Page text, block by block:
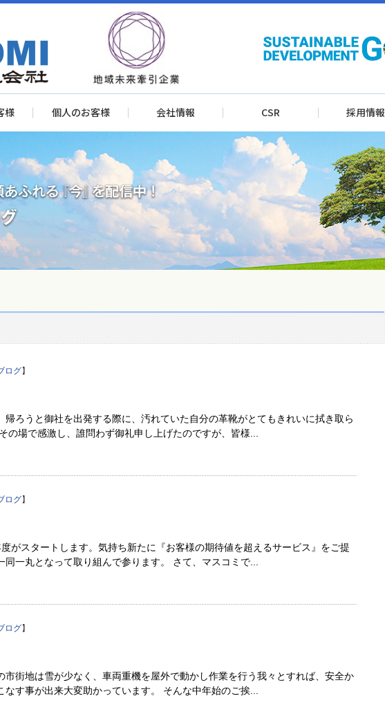
様 個人のお客様 会社情報 CSR 採用情報
ログ】
帰ろうと御社を出発する際に、汚れていた自分の革靴がとてもきれいに拭き取ら
の場で感激し、誰問わず御礼申し上げたのですが、皆様...
ログ】
がスタートします。気持ち新たに『お客様の期待値を超えるサービス』をご提
同一丸となって取り組んで参ります。 さて、マスコミで...
ログ】
市街地は雪が少なく、車両重機を屋外で動かし作業を行う我々とすれば、安全か
なす事が出来大変助かっています。 そんな中年始のご挨...